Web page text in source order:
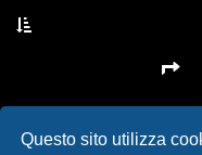
Questo sito utilizza
G